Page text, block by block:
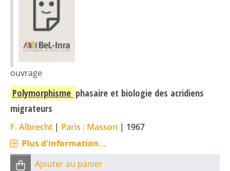
ouvrage
Polymorphisme phasaire et biologie des acridiens
migrateurs
F. Albrecht | Paris : Masson | 1967
Plus d'information...
Ajouter au panier